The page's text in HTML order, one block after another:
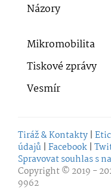
Názory
Mikromobilita
Tiskové zprávy
Vesmír
Tiráž & Kontakty |
údajů | Facebook |
Spravovat souhlas s
Copyright © 2019 -
9962